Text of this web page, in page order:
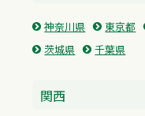
神奈川県 東京都
茨城県
千葉県
関西